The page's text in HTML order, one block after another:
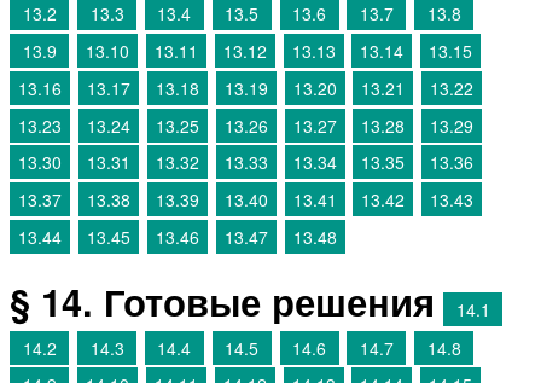
13.2
13.3 13.4 13.5 13.6 13.7
13.8
13.9
13.10 13.11 13.12 13.13 13.14
13.15
13.16
13.17 13.18 13.19 13.20 13.21
13.22
13.23
13.24 13.25 13.26 13.27 13.28
13.29
13.30
13.31 13.32 13.33 13.34 13.35
13.36
13.37
13.38 13.39 13.40 13.41 13.42
13.43
13.44
13.45 13.46 13.47 13.48
§ 14. Готовые решения
14.1
14.2
14.3 14.4 14.5 14.6 14.7
14.8